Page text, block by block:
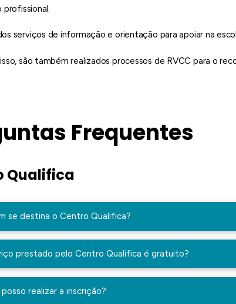
serviços de informação e orientação para apoiar na
são também realizados processos de RVCC para o
Frequentes
Qualifica
se destina o Centro Qualifica?
prestado pelo Centro Qualifica é gratuito?
realizar a inscrição?